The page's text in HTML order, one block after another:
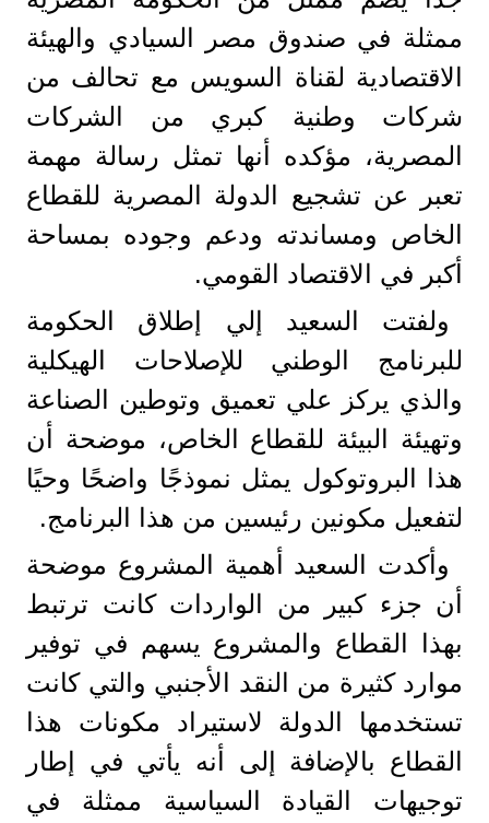
ممثلة في صندوق مصر السيادي والهيئة
الاقتصادية لقناة السويس مع تحالف من
شركات وطنية كبري من الشركات
المصرية، مؤكده أنها تمثل رسالة مهمة
تعبر عن تشجيع الدولة المصرية للقطاع
الخاص ومساندته ودعم وجوده بمساحة
أكبر في الاقتصاد القومي.
ولفتت السعيد إلي إطلاق الحكومة
للبرنامج الوطني للإصلاحات الهيكلية
والذي يركز علي تعميق وتوطين الصناعة
وتهيئة البيئة للقطاع الخاص، موضحة أن
هذا البروتوكول يمثل نموذجًا واضحًا وحيًا
لتفعيل مكونين رئيسين من هذا البرنامج.
وأكدت السعيد أهمية المشروع موضحة
أن جزء كبير من الواردات كانت ترتبط
بهذا القطاع والمشروع يسهم في توفير
موارد كثيرة من النقد الأجنبي والتي كانت
تستخدمها الدولة لاستيراد مكونات هذا
القطاع بالإضافة إلى أنه يأتي في إطار
توجيهات القيادة السياسية ممثلة في